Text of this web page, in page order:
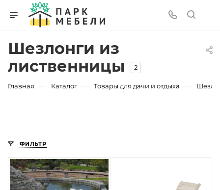
Шезлонги из
лиственницы
2
Главная — Каталог — Товары для дачи и отдыха —
ФИЛЬТР